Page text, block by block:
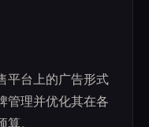
平台上的广告形式
管理并优化其在各
。